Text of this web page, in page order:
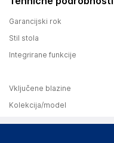
Garancijski rok
Stil stola
Integrirane funkcije
Vključene blazine
Kolekcija/model